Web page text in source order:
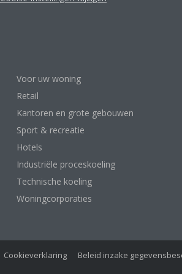
Voor uw woning
Retail
Kantoren en grote gebouwen
Sport & recreatie
Hotels
Industriële proceskoeling
Technische koeling
Woningcorporaties
Cookieverklaring
Beleid inzake